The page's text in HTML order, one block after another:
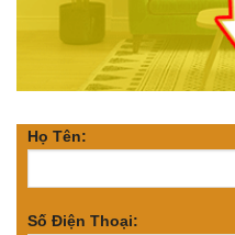
Họ Tên:
Số Điện Thoại: